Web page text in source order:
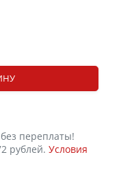
переплаты!
рублей. Условия